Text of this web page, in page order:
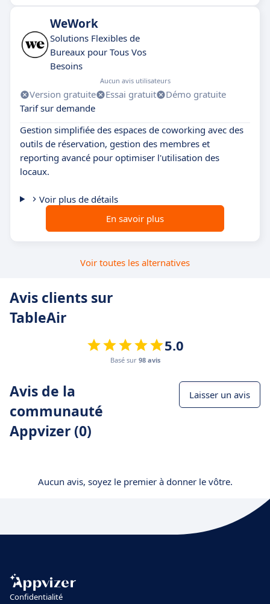
WeWork
Solutions Flexibles de
Bureaux pour Tous Vos
Besoins
Aucun avis utilisateurs
Version gratuite Essai gratuit
Démo gratuite
Tarif sur demande
Gestion simplifiée des espaces de coworking avec des
outils de réservation, gestion des membres et
reporting avancé pour optimiser l'utilisation des
locaux.
Voir plus de détails
En savoir plus
Voir toutes les alternatives
Avis clients sur
TableAir
5.0
Basé sur 98 avis
Avis de la
communauté
Appvizer (0)
Laisser un avis
Aucun avis, soyez le premier à donner le vôtre.
Confidentialité